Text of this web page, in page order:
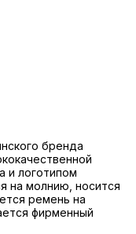
бренда
и логотипом
на молнию, носится
ремень на
фирменный